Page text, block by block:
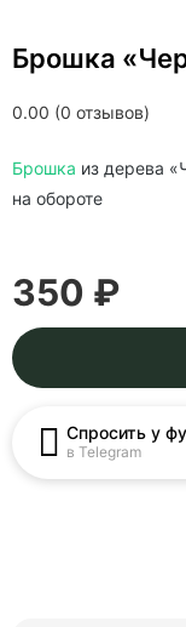
0.00 (0 отзывов)
Брошка
Брошка из дерева
на обороте
350 ₽
Спросить у
в Telegram